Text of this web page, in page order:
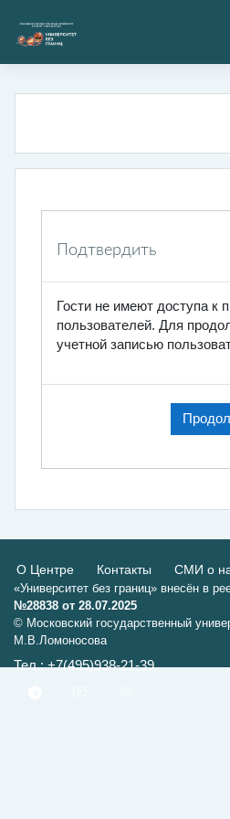
Подтвердить
Гости не имеют доступа к
пользователей. Для
учетной записью
О Центре Контакты СМИ о
«Университет без границ» внесён в
№28838 от 28.07.2025
© Московский государственный
М.В.Ломоносова
Тел.: +7(495)938-21-39